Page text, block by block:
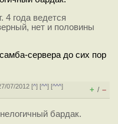
4 года ведется
нет и половины
сервера до сих пор
07/2012 [^] [^^] [^^^]
+ / –
бардак.